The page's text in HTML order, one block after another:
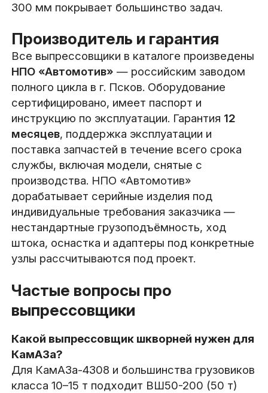
300 мм покрывает большинство задач.
Производитель и гарантия
Все выпрессовщики в каталоге произведены
НПО «Автомотив» — российским заводом
полного цикла в г. Псков. Оборудование
сертифицировано, имеет паспорт и
инструкцию по эксплуатации. Гарантия 12
месяцев, поддержка эксплуатации и
поставка запчастей в течение всего срока
службы, включая модели, снятые с
производства. НПО «Автомотив»
дорабатывает серийные изделия под
индивидуальные требования заказчика —
нестандартные грузоподъёмность, ход
штока, оснастка и адаптеры под конкретные
узлы рассчитываются под проект.
Частые вопросы про
выпрессовщики
Какой выпрессовщик шкворней нужен для
КамАЗа?
Для КамАЗа-4308 и большинства грузовиков
класса 10–15 т подходит ВШ50-200 (50 т)